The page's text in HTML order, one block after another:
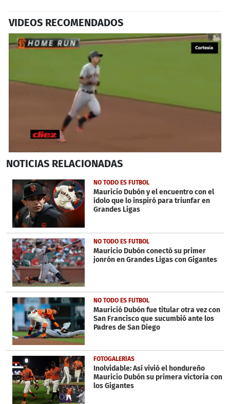
VIDEOS RECOMENDADOS
seconds
33
seconds
NOTICIAS RELACIONADAS
NO TODO ES FUTBOL
Mauricio Dubón y el encuentro con el
ídolo que lo inspiró para triunfar en
Grandes Ligas
NO TODO ES FUTBOL
Mauricio Dubón conectó su primer
jonrón en Grandes Ligas con Gigantes
NO TODO ES FUTBOL
Maurició Dubón fue titular otra vez con
San Francisco que sucumbió ante los
Padres de San Diego
FOTOGALERÍAS
Inolvidable: Así vivió el hondureño
Mauricio Dubón su primera victoria con
los Gigantes